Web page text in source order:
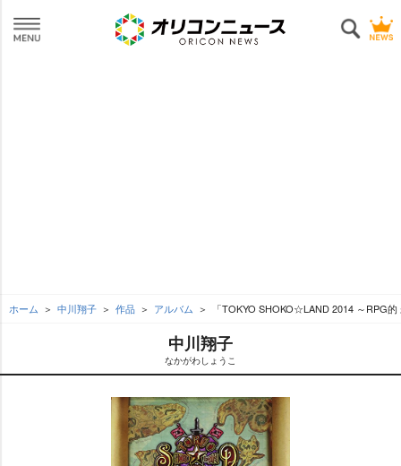
ホーム 中川翔子 作品 アルバム 「TOKYO SHOKO☆LAND 2014 ～RPG
中川翔子
なかがわしょうこ